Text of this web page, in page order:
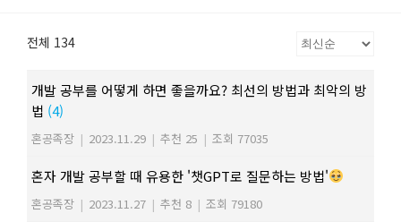
전체 134
개발 공부를 어떻게 하면 좋을까요? 최선의 방법과 최악의 방
법 (4)
혼공족장 | 2023.11.29 | 추천 25 | 조회 77035
혼자 개발 공부할 때 유용한 '챗GPT로 질문하는 방법'
혼공족장 | 2023.11.27 | 추천 8 | 조회 79180